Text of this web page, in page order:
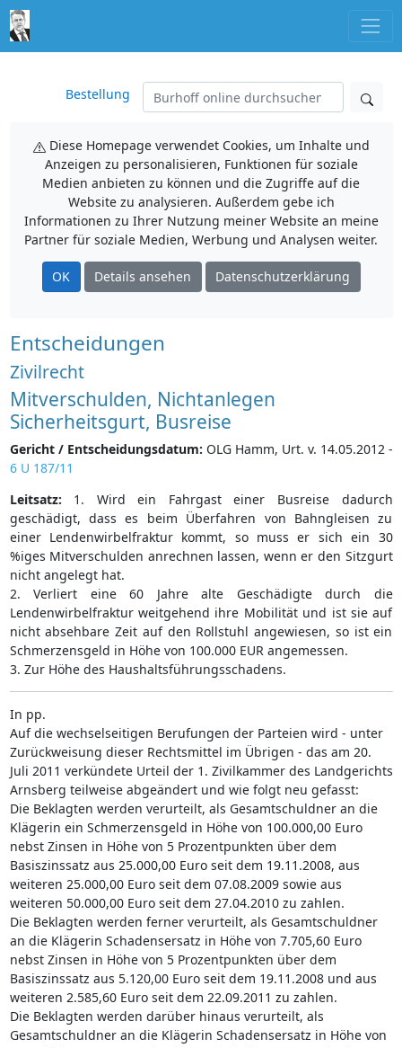
Bestellung
Diese Homepage verwendet Cookies, um Inhalte und
Anzeigen zu personalisieren, Funktionen für soziale
Medien anbieten zu können und die Zugriffe auf die
Website zu analysieren. Außerdem gebe ich
Informationen zu Ihrer Nutzung meiner Website an meine
Partner für soziale Medien, Werbung und Analysen weiter.
OK Details ansehen Datenschutzerklärung
Entscheidungen
Zivilrecht
Mitverschulden, Nichtanlegen
Sicherheitsgurt, Busreise
Gericht / Entscheidungsdatum: OLG Hamm, Urt. v. 14.05.2012 -
6 U 187/11
Leitsatz: 1. Wird ein Fahrgast einer Busreise dadurch
geschädigt, dass es beim Überfahren von Bahngleisen zu
einer Lendenwirbelfraktur kommt, so muss er sich ein 30
%iges Mitverschulden anrechnen lassen, wenn er den Sitzgurt
nicht angelegt hat.
2. Verliert eine 60 Jahre alte Geschädigte durch die
Lendenwirbelfraktur weitgehend ihre Mobilität und ist sie auf
nicht absehbare Zeit auf den Rollstuhl angewiesen, so ist ein
Schmerzensgeld in Höhe von 100.000 EUR angemessen.
3. Zur Höhe des Haushaltsführungsschadens.
In pp.
Auf die wechselseitigen Berufungen der Parteien wird - unter
Zurückweisung dieser Rechtsmittel im Übrigen - das am 20.
Juli 2011 verkündete Urteil der 1. Zivilkammer des Landgerichts
Arnsberg teilweise abgeändert und wie folgt neu gefasst:
Die Beklagten werden verurteilt, als Gesamtschuldner an die
Klägerin ein Schmerzensgeld in Höhe von 100.000,00 Euro
nebst Zinsen in Höhe von 5 Prozentpunkten über dem
Basiszinssatz aus 25.000,00 Euro seit dem 19.11.2008, aus
weiteren 25.000,00 Euro seit dem 07.08.2009 sowie aus
weiteren 50.000,00 Euro seit dem 27.04.2010 zu zahlen.
Die Beklagten werden ferner verurteilt, als Gesamtschuldner
an die Klägerin Schadensersatz in Höhe von 7.705,60 Euro
nebst Zinsen in Höhe von 5 Prozentpunkten über dem
Basiszinssatz aus 5.120,00 Euro seit dem 19.11.2008 und aus
weiteren 2.585,60 Euro seit dem 22.09.2011 zu zahlen.
Die Beklagten werden darüber hinaus verurteilt, als
Gesamtschuldner an die Klägerin Schadensersatz in Höhe von